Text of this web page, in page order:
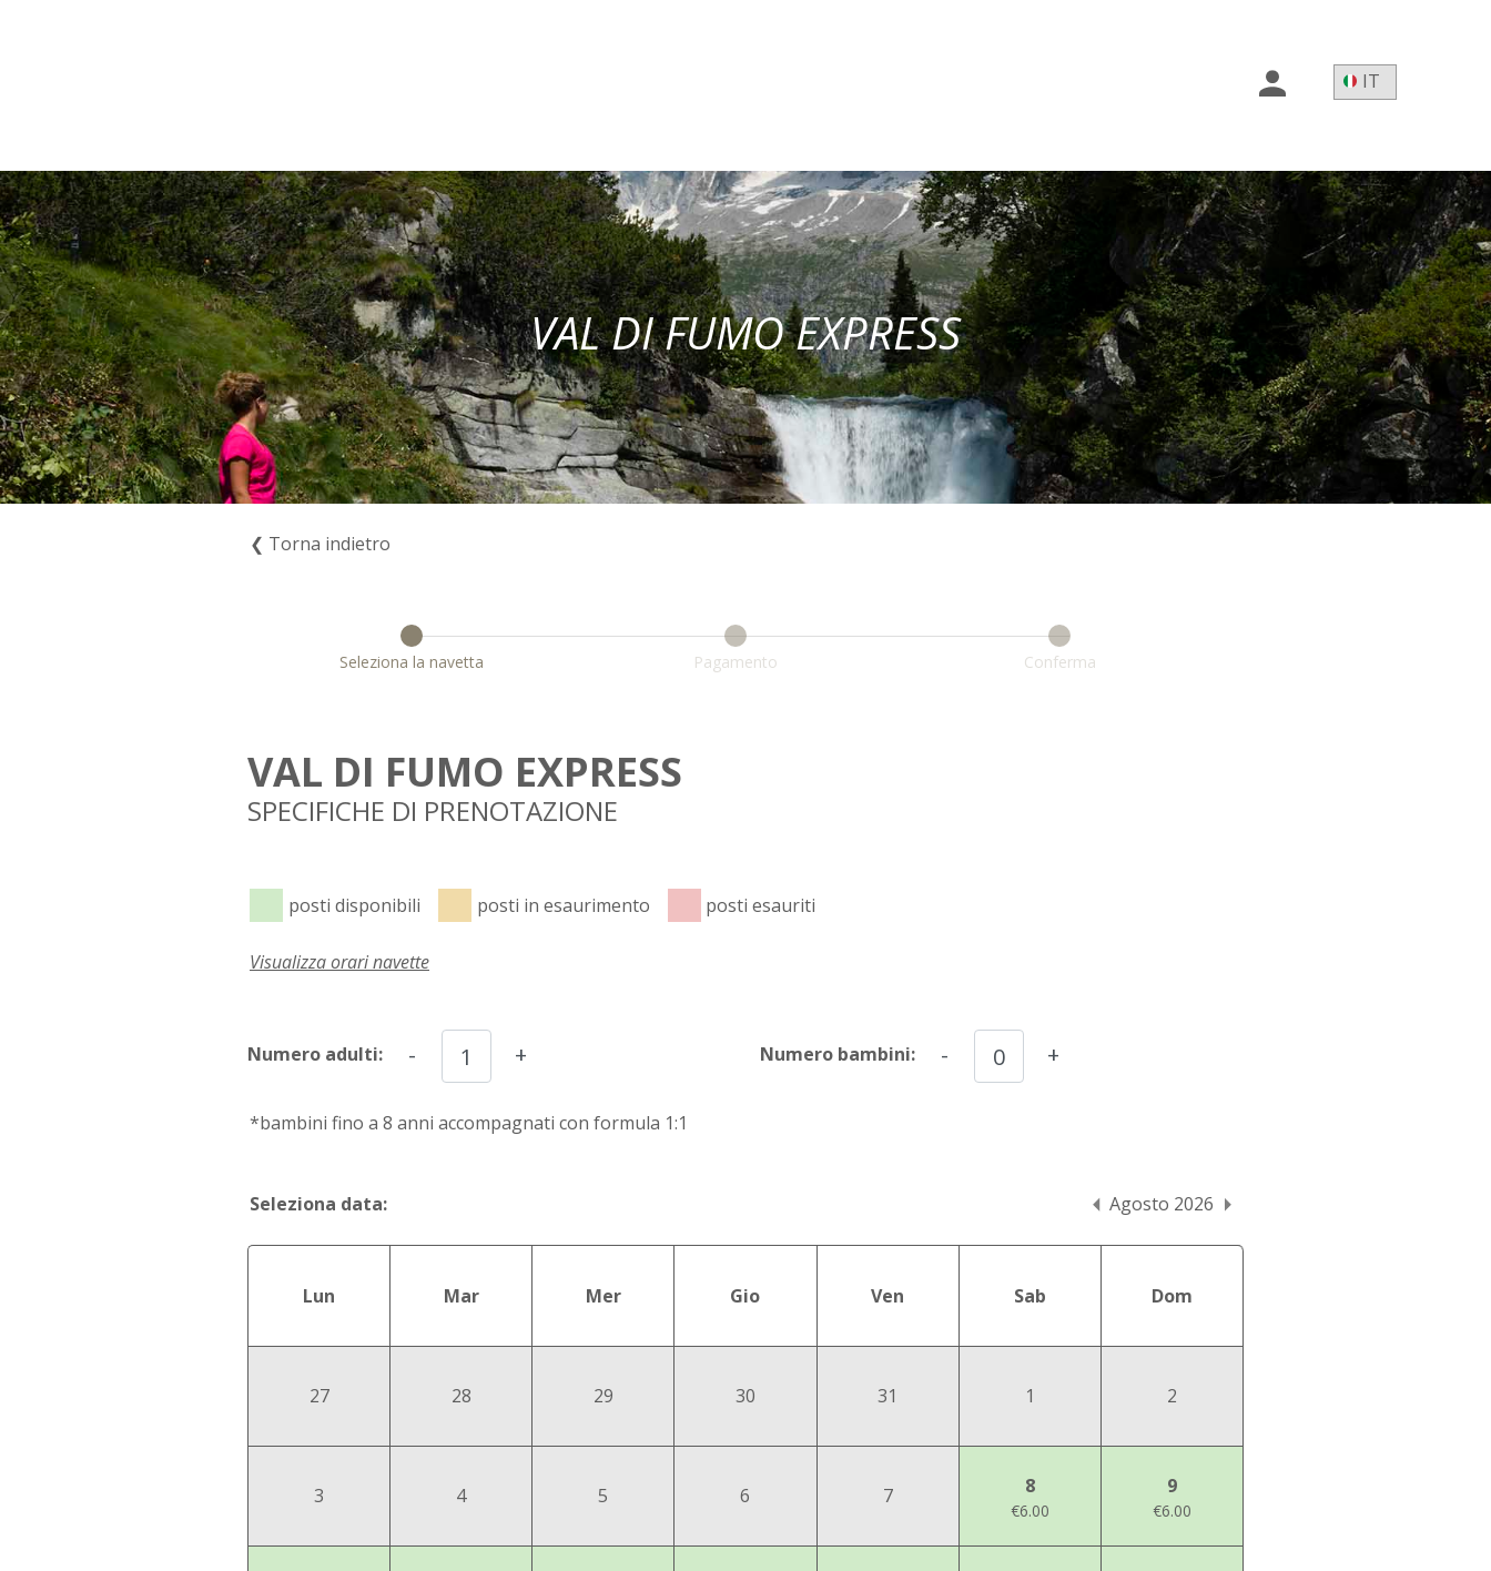
IT
VAL DI FUMO EXPRESS
❮ Torna indietro
Seleziona la navetta Pagamento Conferma
VAL DI FUMO EXPRESS
SPECIFICHE DI PRENOTAZIONE
posti disponibili posti in esaurimento posti esauriti
Visualizza orari navette
Numero adulti: - + Numero bambini: - +
*bambini fino a 8 anni accompagnati con formula 1:1
Seleziona data: Agosto 2026
Lun Mar Mer Gio Ven Sab Dom
27 28 29 30 31 1 2
3 4 5 6 7 8
€6.00
9
€6.00